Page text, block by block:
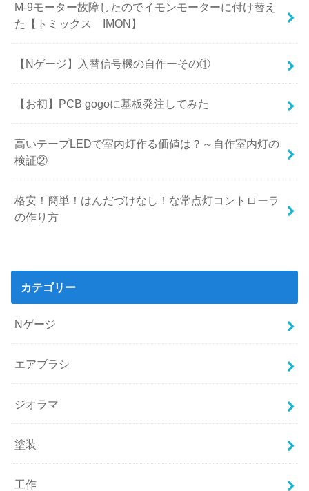
M-9モーター故障したのでイモンモーターに付け替え
た【トミックス IMON】
【Nゲージ】入替信号機の自作ーその①
【お初】PCB gogoに基板発注してみた
高いテープLEDで室内灯作る価値は？～自作室内灯の
検証②
格安！簡単！はんだづけなし！な常点灯コントローラ
の作り方
カテゴリー
Nゲージ
エアブラシ
ジオラマ
塗装
工作